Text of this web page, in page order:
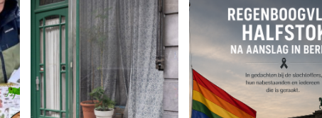
Stegeman nemen
kijkers...